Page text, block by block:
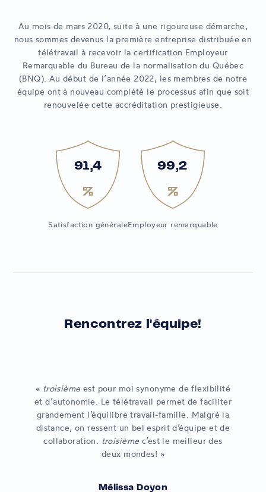
Au mois de mars 2020, suite à une rigoureuse démarche,
nous sommes devenus la première entreprise distribuée en
télétravail à recevoir la certification Employeur
Remarquable du Bureau de la normalisation du Québec
(BNQ). Au début de l’année 2022, les membres de notre
équipe ont à nouveau complété le processus afin que soit
renouvelée cette accréditation prestigieuse.
91,4%
Satisfaction générale
99,2
Employeur remarquable
Rencontrez l'équipe!
« troisième est pour moi synonyme de flexibilité
et d’autonomie. Le télétravail permet de faciliter
grandement l’équilibre travail-famille. Malgré la
distance, on ressent un bel esprit d’équipe et de
collaboration.
troisième c’est le meilleur des
deux mondes! »
Mélissa Doyon